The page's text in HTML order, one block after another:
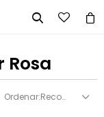

Rosa
Recomendados